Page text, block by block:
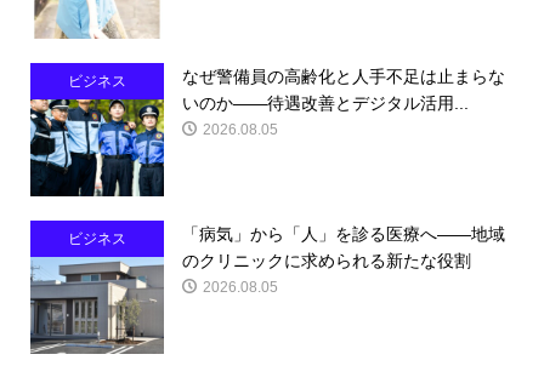
ビジネス
なぜ警備員の高齢化と人手不足は止まらな
いのか――待遇改善とデジタル活用...
2026.08.05
ビジネス
「病気」から「人」を診る医療へ――地域
のクリニックに求められる新たな役割
2026.08.05